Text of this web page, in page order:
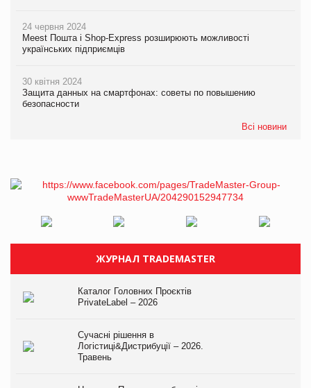
24 червня 2024
Meest Пошта і Shop-Express розширюють можливості
українських підприємців
30 квітня 2024
Защита данных на смартфонах: советы по повышению
безопасности
Всі новини
ЖУРНАЛ TRADEMASTER
Каталог Головних Проєктів
PrivateLabel – 2026
Сучасні рішення в
Логістиці&Дистрибуції – 2026.
Травень